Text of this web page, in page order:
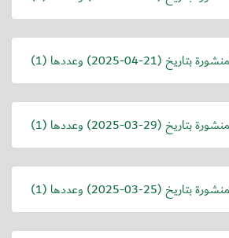
بتاريخ (2025-04-21) وعددها (1)
بتاريخ (2025-03-29) وعددها (1)
بتاريخ (2025-03-25) وعددها (1)